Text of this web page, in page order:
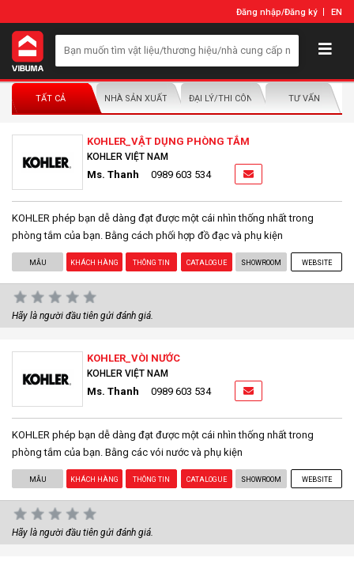
Đăng nhập/Đăng ký EN
TẤT CẢ NHÀ SẢN XUẤT/NHÀ PHÂN PHỐIĐẠI LÝ/THI CÔNG LẮP ĐẶTTƯ VẤN
KOHLER_VẬT DỤNG PHÒNG TẮM
KOHLER VIỆT NAM
Ms. Thanh 0989 603 534
KOHLER phép bạn dễ dàng đạt được một cái nhìn thống nhất trong
phòng tắm của bạn. Bằng cách phối hợp đồ đạc và phụ kiện
MẪU KHÁCH HÀNG THÔNG TIN CATALOGUE SHOWROOM WEBSITE
Hãy là người đầu tiên gửi đánh giá.
KOHLER_VÒI NƯỚC
KOHLER VIỆT NAM
Ms. Thanh 0989 603 534
KOHLER phép bạn dễ dàng đạt được một cái nhìn thống nhất trong
phòng tắm của bạn. Bằng các vói nước và phụ kiện
MẪU KHÁCH HÀNG THÔNG TIN CATALOGUE SHOWROOM WEBSITE
Hãy là người đầu tiên gửi đánh giá.